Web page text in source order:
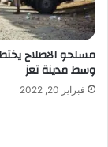
ل
ك
ر
و
ن
مسلحو الاصلاح
وسط مدينة تعز
فبراير 20, 2022